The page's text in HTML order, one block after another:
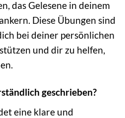
das Gelesene in deinem
Diese Übungen sind
bei deiner persönlichen
und dir zu helfen,
geschrieben?
eine klare und